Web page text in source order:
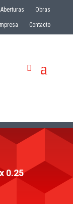
Aberturas Obras
Contacto
0.25